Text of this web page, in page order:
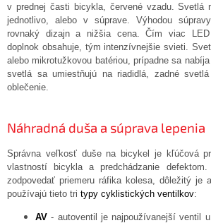
v prednej časti bicykla, červené vzadu. Svetlá
jednotlivo, alebo v súprave. Výhodou
rovnaký dizajn a nižšia cena. Čím viac
doplnok obsahuje, tým intenzívnejšie svieti.
alebo mikrotužkovou batériou, prípadne sa
svetlá sa umiestňujú na riadidlá, zadné
oblečenie.
Náhradná duša a súprava lepenia
Správna veľkosť duše na bicykel je kľúčová
vlastností bicykla a predchádzanie
zodpovedať priemeru ráfika kolesa, dôležitý je
používajú tieto tri typy cyklistických ventilkov:
AV- autoventil je najpoužívanejší ventil